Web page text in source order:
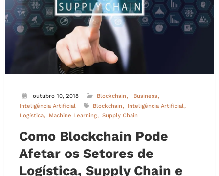
outubro 10, 2018 Blockchain
Business
Inteligência Artificial
Blockchain
Inteligência Artificial
Logística
Machine Learning Supply Chain
Como Blockchain Pode
Afetar os Setores de
Logística, Supply Chain e